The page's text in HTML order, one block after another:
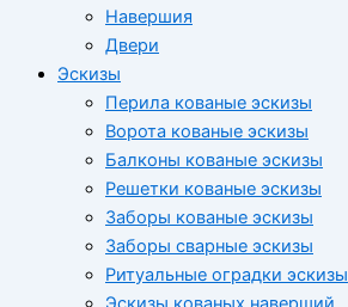
Навершия
Двери
Эскизы
Перила кованые эскизы
Ворота кованые эскизы
Балконы кованые эскизы
Решетки кованые эскизы
Заборы кованые эскизы
Заборы сварные эскизы
Ритуальные оградки эскизы